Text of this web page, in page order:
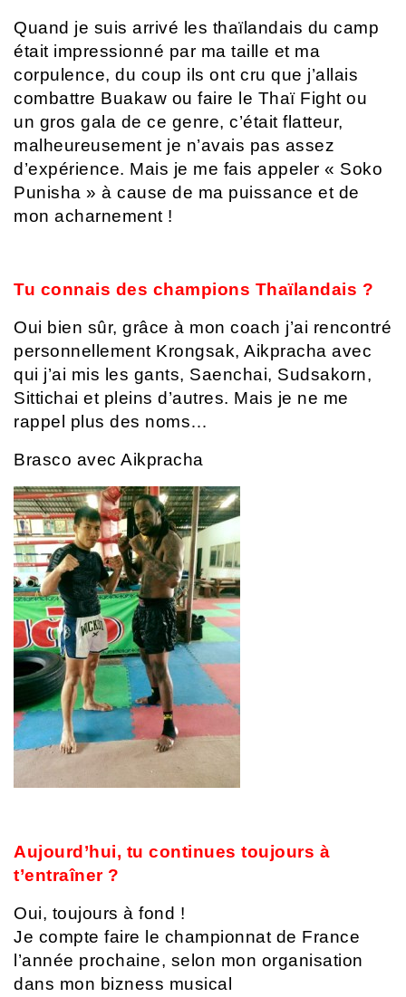
Quand je suis arrivé les thaïlandais du camp
était impressionné par ma taille et ma
corpulence, du coup ils ont cru que j’allais
combattre Buakaw ou faire le Thaï Fight ou
un gros gala de ce genre, c’était flatteur,
malheureusement je n’avais pas assez
d’expérience. Mais je me fais appeler « Soko
Punisha » à cause de ma puissance et de
mon acharnement !
Tu connais des champions Thaïlandais ?
Oui bien sûr, grâce à mon coach j’ai rencontré
personnellement Krongsak, Aikpracha avec
qui j’ai mis les gants, Saenchai, Sudsakorn,
Sittichai et pleins d’autres. Mais je ne me
rappel plus des noms…
Brasco avec Aikpracha
Aujourd’hui, tu continues toujours à
t’entraîner ?
Oui, toujours à fond !
Je compte faire le championnat de France
l’année prochaine, selon mon organisation
dans mon bizness musical